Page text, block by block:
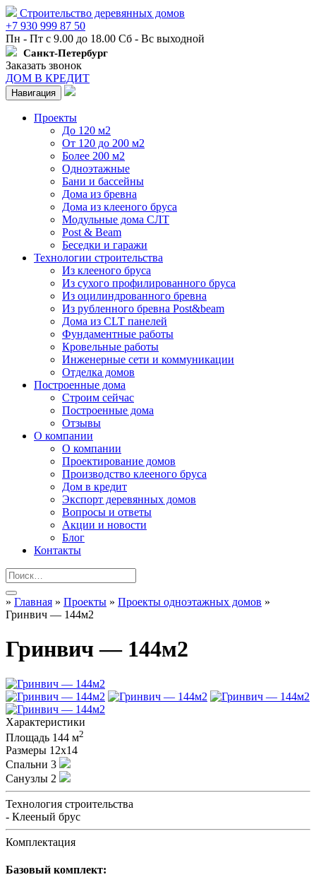
Строительство деревянных домов
+7 930 999 87 50
Пн - Пт с 9.00 до 18.00 Сб - Вс выходной
Санкт-Петербург
Заказать звонок
ДОМ В КРЕДИТ
Навигация
Проекты
До 120 м2
От 120 до 200 м2
Более 200 м2
Одноэтажные
Бани и бассейны
Дома из бревна
Дома из клееного бруса
Модульные дома СЛТ
Post & Beam
Беседки и гаражи
Технологии строительства
Из клееного бруса
Из сухого профилированного бруса
Из оцилиндрованного бревна
Из рубленного бревна Post&beam
Дома из CLT панелей
Фундаментные работы
Кровельные работы
Инженерные сети и коммуникации
Отделка домов
Построенные дома
Строим сейчас
Построенные дома
Отзывы
О компании
О компании
Проектирование домов
Производство клееного бруса
Дом в кредит
Экспорт деревянных домов
Вопросы и ответы
Акции и новости
Блог
Контакты
» Главная » Проекты » Проекты одноэтажных домов »
Гринвич — 144м2
Гринвич — 144м2
Характеристики
Площадь 144 м2
Размеры 12х14
Спальни 3
Санузлы 2
Технология строительства
- Клееный брус
Комплектация
Базовый комплект: